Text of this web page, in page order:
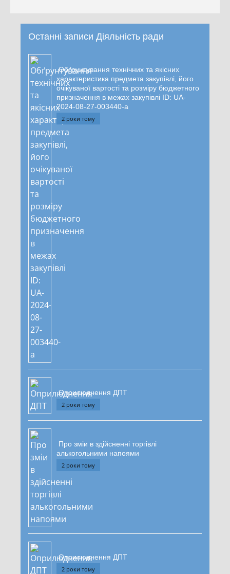
Останні записи Діяльність ради
Обґрунтування технічних та якісних
характеристика предмета закупівлі, його
очікуваної вартості та розміру бюджетного
призначення в межах закупівлі ID: UA-
2024-08-27-003440-a
2 роки тому
Оприлюднення ДПТ
2 роки тому
Про зміи в здійсненні торгівлі
алькогольними напоями
2 роки тому
Оприлюднення ДПТ
2 роки тому